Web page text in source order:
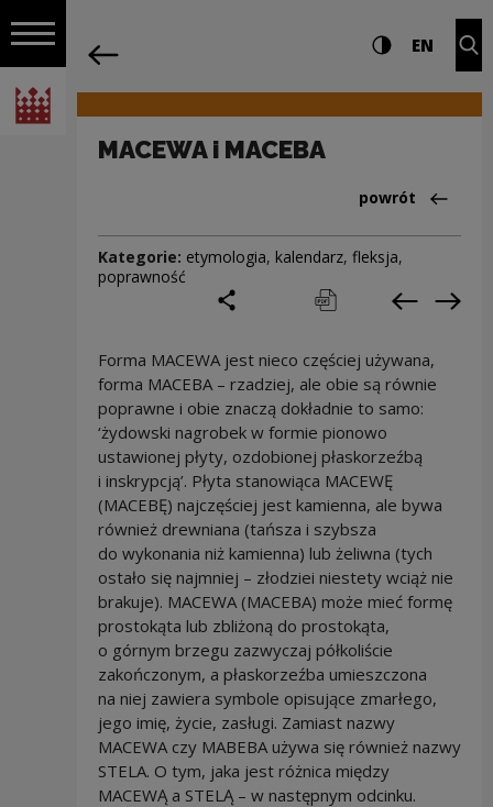
Włącz nawigację
Narodowe Centrum Kultury
Nawigacja Ustawienia i Wysoki
EN
MACEWA i MACEBA
Powrót
powrót
Kategorie: etymologia, kalendarz, fleksja,
poprawność
podziel się
drukuj pobierz
Forma MACEWA jest nieco częściej używana,
forma MACEBA – rzadziej, ale obie są równie
poprawne i obie znaczą dokładnie to samo:
‘żydowski nagrobek w formie pionowo
ustawionej płyty, ozdobionej płaskorzeźbą
i inskrypcją’. Płyta stanowiąca MACEWĘ
(MACEBĘ) najczęściej jest kamienna, ale bywa
również drewniana (tańsza i szybsza
do wykonania niż kamienna) lub żeliwna (tych
ostało się najmniej – złodziei niestety wciąż nie
brakuje). MACEWA (MACEBA) może mieć formę
prostokąta lub zbliżoną do prostokąta,
o górnym brzegu zazwyczaj półkoliście
zakończonym, a płaskorzeźba umieszczona
na niej zawiera symbole opisujące zmarłego,
jego imię, życie, zasługi. Zamiast nazwy
MACEWA czy MABEBA używa się również nazwy
STELA. O tym, jaka jest różnica między
MACEWĄ a STELĄ – w następnym odcinku.